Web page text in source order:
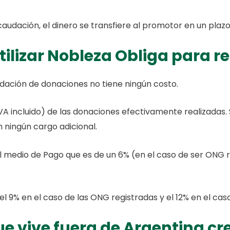
el dinero se transfiere al promotor en un
Nobleza Obliga para
de donaciones no tiene ningún costo.
incluido) de las donaciones efectivamente
cargo adicional.
de Pago que es de un 6% (en el caso de ser
en el caso de las ONG registradas y el 12% en el